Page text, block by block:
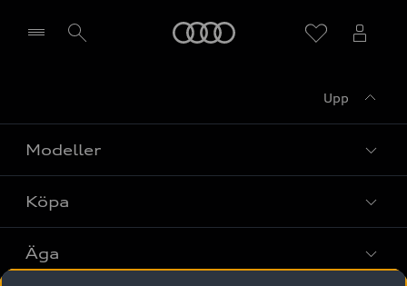
Upp
Modeller
Alla modeller
Elbilar
Köpa
Privaterbjudanden
Äga